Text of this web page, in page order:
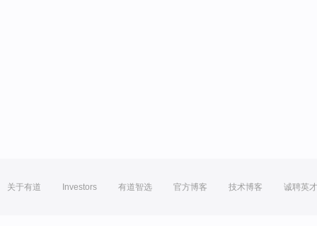
关于有道 Investors 有道智选 官方博客 技术博客 诚聘英才